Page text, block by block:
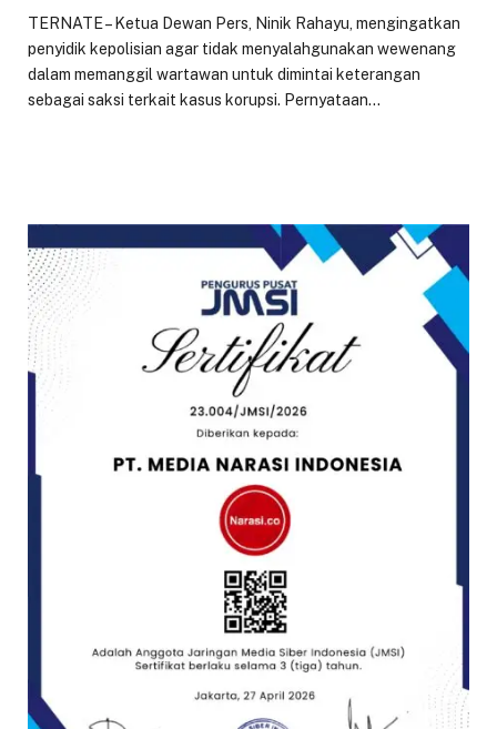
TERNATE – Ketua Dewan Pers, Ninik Rahayu, mengingatkan
penyidik kepolisian agar tidak menyalahgunakan wewenang
dalam memanggil wartawan untuk dimintai keterangan
sebagai saksi terkait kasus korupsi. Pernyataan…